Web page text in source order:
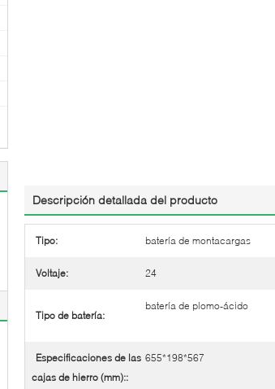
Descripción detallada del producto
Tipo: batería de montacargas
Voltaje: 24
Tipo de batería:
batería de plomo-ácido
Especificaciones de las
cajas de hierro (mm)::
655*198*567